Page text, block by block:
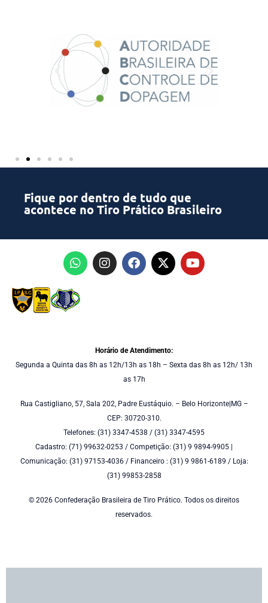
Fique por dentro de tudo que
acontece no Tiro Prático Brasileiro
Horário de Atendimento:
Segunda a Quinta das 8h as 12h/13h as 18h – Sexta das 8h as 12h/ 13h
as 17h
Rua Castigliano, 57, Sala 202, Padre Eustáquio. – Belo Horizonte|MG –
CEP: 30720-310.
Telefones: (31) 3347-4538 / (31) 3347-4595
Cadastro: (71) 99632-0253 / Competição: (31) 9 9894-9905 |
Comunicação: (31) 97153-4036 / Financeiro : (31) 9 9861-6189 / Loja:
(31) 99853-2858
© 2026 Confederação Brasileira de Tiro Prático. Todos os direitos
reservados.